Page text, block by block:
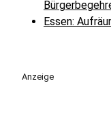
Essen:
Anzeige